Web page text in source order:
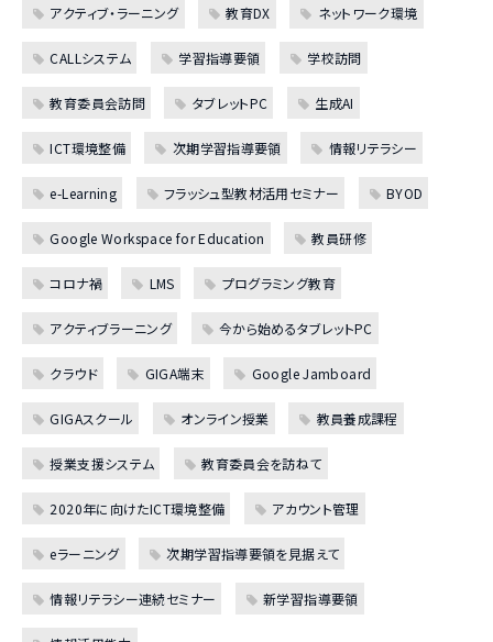
アクティブ・ラーニング 教育DX ネットワーク環境
CALLシステム 学習指導要領 学校訪問
教育委員会訪問 タブレットPC 生成AI
ICT環境整備 次期学習指導要領 情報リテラシー
e-Learning フラッシュ型教材活用セミナー BYOD
Google Workspace for Education 教員研修
コロナ禍 LMS プログラミング教育
アクティブラーニング 今から始めるタブレットPC
クラウド GIGA端末 Google Jamboard
GIGAスクール オンライン授業 教員養成課程
授業支援システム 教育委員会を訪ねて
2020年に向けたICT環境整備 アカウント管理
eラーニング 次期学習指導要領を見据えて
情報リテラシー連続セミナー 新学習指導要領